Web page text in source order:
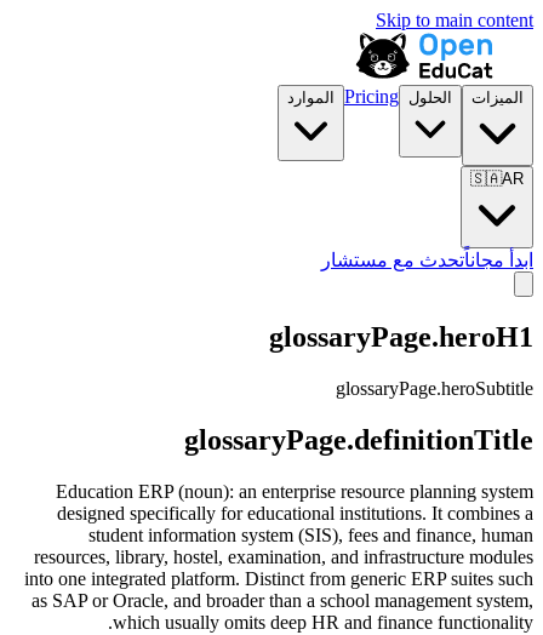
Skip to main content
الميزات الحلول Pricing الموارد
🇸🇦AR
ابدأ مجاناًتحدث مع مستشار
glossaryPage.heroH1
glossaryPage.heroSubtitle
glossaryPage.definitionTitle
Education ERP (noun): an enterprise resource planning system
designed specifically for educational institutions. It combines a
student information system (SIS), fees and finance, human
resources, library, hostel, examination, and infrastructure modules
into one integrated platform. Distinct from generic ERP suites such
as SAP or Oracle, and broader than a school management system,
which usually omits deep HR and finance functionality.